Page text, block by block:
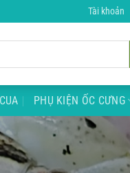
Tài khoản
PHỤ KIỆN ỐC CƯNG